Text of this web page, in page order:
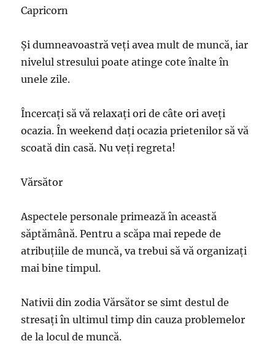
Capricorn
Şi dumneavoastră veţi avea mult de muncă, iar
nivelul stresului poate atinge cote înalte în
unele zile.
Încercaţi să vă relaxaţi ori de câte ori aveţi
ocazia. În weekend daţi ocazia prietenilor să vă
scoată din casă. Nu veţi regreta!
Vărsător
Aspectele personale primează în această
săptămână. Pentru a scăpa mai repede de
atribuţiile de muncă, va trebui să vă organizaţi
mai bine timpul.
Nativii din zodia Vărsător se simt destul de
stresați în ultimul timp din cauza problemelor
de la locul de muncă.